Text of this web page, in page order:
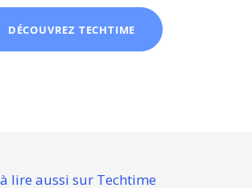
DÉCOUVREZ TECHTIME